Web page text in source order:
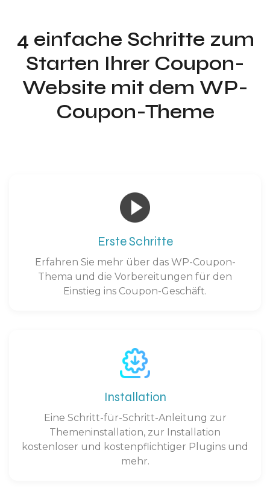
4 einfache Schritte zum
Starten Ihrer Coupon-
Website mit dem WP-
Coupon-Theme
Erste Schritte
Erfahren Sie mehr über das WP-Coupon-
Thema und die Vorbereitungen für den
Einstieg ins Coupon-Geschäft.
Installation
Eine Schritt-für-Schritt-Anleitung zur
Themeninstallation, zur Installation
kostenloser und kostenpflichtiger Plugins und
mehr.